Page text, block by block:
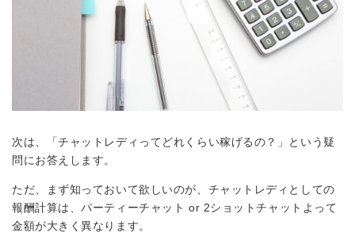
次は、「チャットレディってどれくらい稼げるの？」という疑
問にお答えします。
ただ、まず知っておいて欲しいのが、チャットレディとしての
報酬計算は、パーティーチャット or 2ショットチャットよって
金額が大きく異なります。